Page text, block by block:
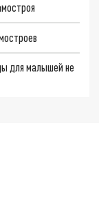
для малышей не